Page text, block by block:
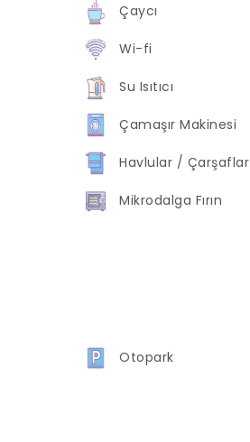
Çaycı
Wi-fi
Su Isıtıcı
Çamaşır Makinesi
Havlular / Çarşaflar
Mikrodalga Fırın
Otopark